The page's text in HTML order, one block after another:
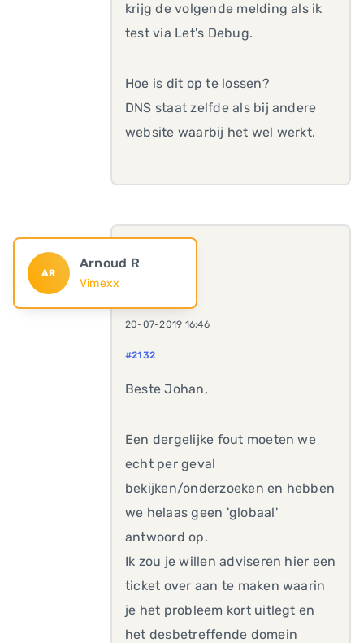
krijg de volgende melding als ik
test via Let's Debug.
Hoe is dit op te lossen?
DNS staat zelfde als bij andere
website waarbij het wel werkt.
AR
Arnoud R
Vimexx
20-07-2019 16:46
#2132
Beste Johan,
Een dergelijke fout moeten we
echt per geval
bekijken/onderzoeken en hebben
we helaas geen 'globaal'
antwoord op.
Ik zou je willen adviseren hier een
ticket over aan te maken waarin
je het probleem kort uitlegt en
het desbetreffende domein